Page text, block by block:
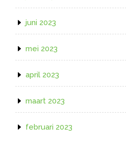
juni 2023
mei 2023
april 2023
maart 2023
februari 2023